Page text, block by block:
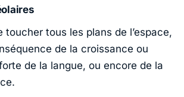
toucher tous les plans de l’espace,
de la croissance ou
de la langue, ou encore de la